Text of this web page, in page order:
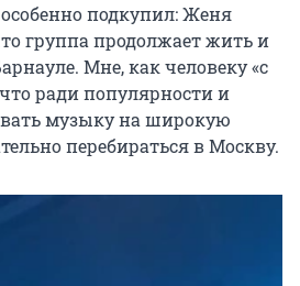
подкупил: Женя
группа продолжает жить и
Мне, как человеку «с
ради популярности и
музыку на широкую
перебираться в Москву.